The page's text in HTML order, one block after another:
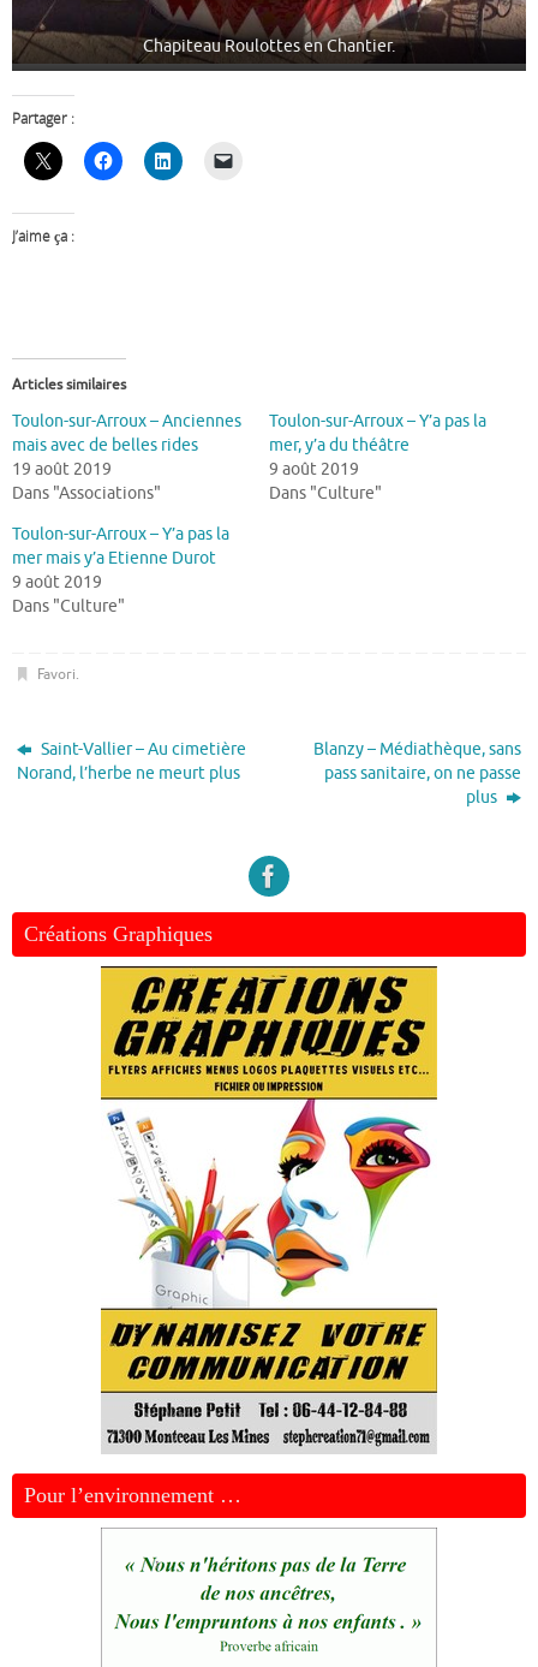
Chapiteau Roulottes en Chantier.
Partager :
J’aime ça :
Articles similaires
Toulon-sur-Arroux – Anciennes
mais avec de belles rides
19 août 2019
Dans "Associations"
Toulon-sur-Arroux – Y’a pas la
mer, y’a du théâtre
9 août 2019
Dans "Culture"
Toulon-sur-Arroux – Y’a pas la
mer mais y’a Etienne Durot
9 août 2019
Dans "Culture"
Favori.
Saint-Vallier – Au cimetière
Norand, l’herbe ne meurt plus
Blanzy – Médiathèque, sans
pass sanitaire, on ne passe
plus
Créations Graphiques
Pour l’environnement …